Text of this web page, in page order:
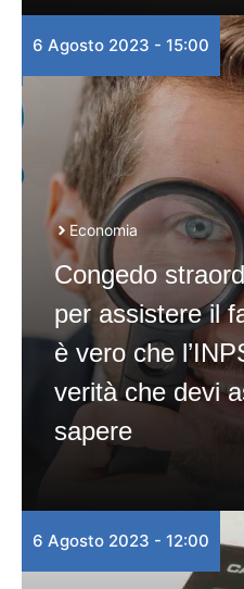
6 Agosto 2023 - 15:00
Economia
Congedo
per assistere il
è vero che
verità che devi
sapere
6 Agosto 2023 - 12:00